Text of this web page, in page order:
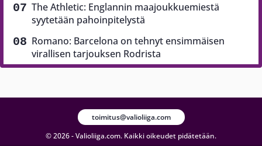
The Athletic: Englannin maajoukkuemiestä
syytetään pahoinpitelystä
Romano: Barcelona on tehnyt ensimmäisen
virallisen tarjouksen Rodrista
© 2026 - Valioliiga.com. Kaikki oikeudet pidätetään.
toimitus@valioliiga.com